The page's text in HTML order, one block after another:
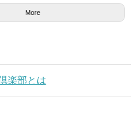
More
楽部とは